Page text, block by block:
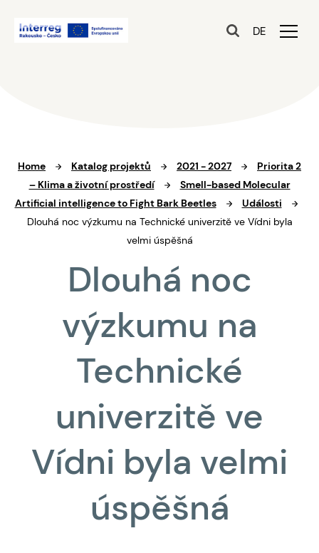
DE
Home Katalog projektů 2021 - 2027
Priorita 2
– Klima a životní prostředí
Smell-based Molecular
Artificial intelligence to Fight Bark Beetles
Události
Dlouhá noc výzkumu na Technické univerzitě ve Vídni byla
velmi úspěšná
Dlouhá noc
výzkumu na
Technické
univerzitě ve
Vídni byla velmi
úspěšná